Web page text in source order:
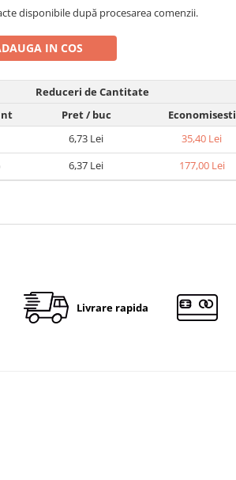
disponibile după procesarea comenzii.
IN COS
Reduceri de Cantitate
Pret/ buc
Economisesti
6,73 Lei 35,40 Lei
6,37 Lei 177,00 Lei
Livrare rapida